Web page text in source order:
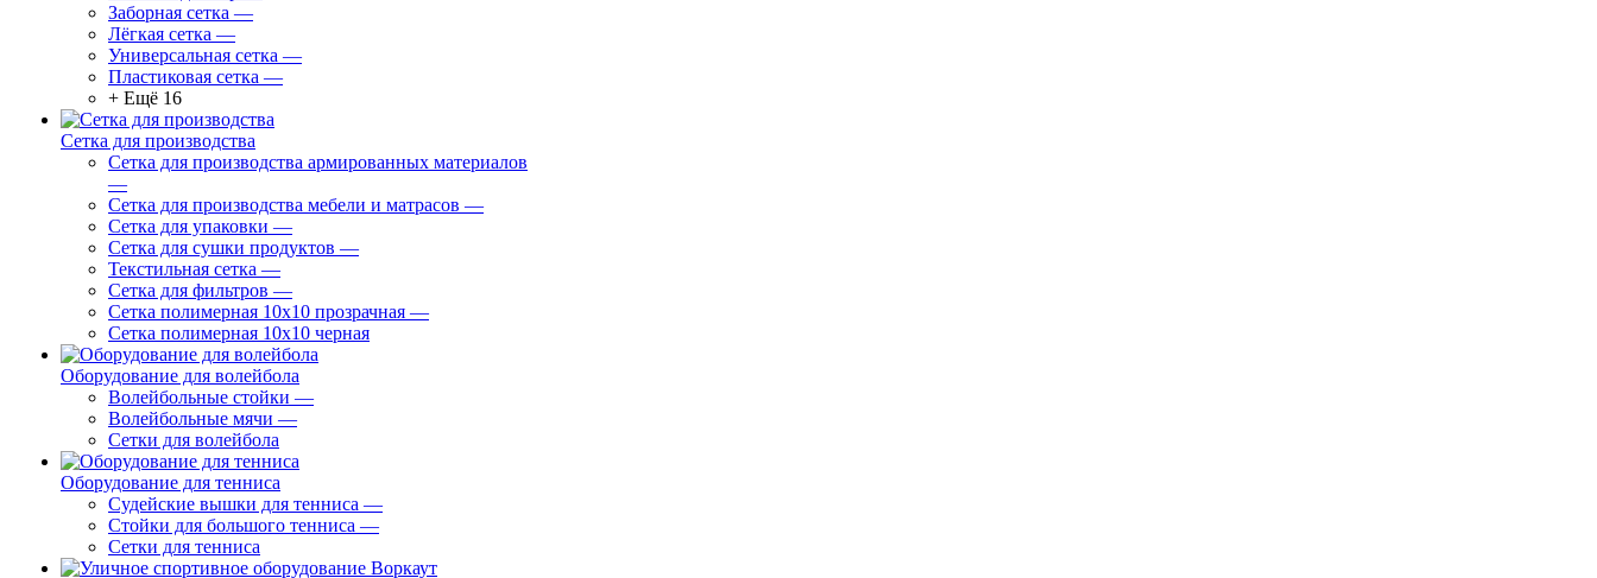
Заборная сетка —
Лёгкая сетка —
Универсальная сетка —
Пластиковая сетка —
+ Ещё 16
Сетка для производства
Сетка для производства армированных материалов
—
Сетка для производства мебели и матрасов —
Сетка для упаковки —
Сетка для сушки продуктов —
Текстильная сетка —
Сетка для фильтров —
Сетка полимерная 10х10 прозрачная —
Сетка полимерная 10х10 черная
Оборудование для волейбола
Волейбольные стойки —
Волейбольные мячи —
Сетки для волейбола
Оборудование для тенниса
Судейские вышки для тенниса —
Стойки для большого тенниса —
Сетки для тенниса